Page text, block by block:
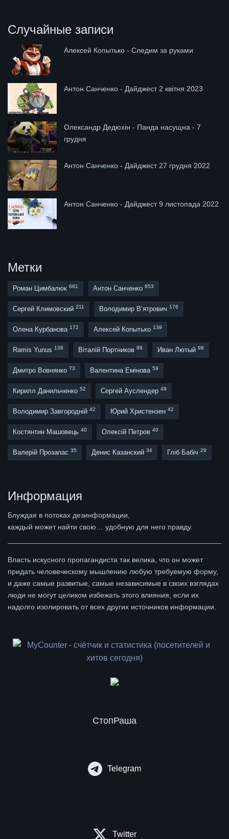
Случайные записи
Алексей Копытько - Следим за руками
Антон Санченко - Дайджест 2 квітня 2023
Олександр Дедюхін - Панда насущна - 7
грудня
Антон Санченко - Дайджест 27 грудня 2022
Антон Санченко - Дайджест 9 листопада 2022
Метки
Роман Цимбалюк 681 Антон Санченко 653
Сергей Климовский 211 Володимир В’ятрович 176
Олена Курбанова 172 Алексей Копытько 139
Ramis Yunus 138 Віталій Портников 99 Иван Лютый 98
Дмитро Вовнянко 73 Валентина Емінова 59
Кирилл Данильченко 52 Сергей Ауслендер 49
Володимир Завгородній 42 Юрий Христензен 42
Костянтин Машовець 40 Олексій Петров 40
Валерій Прозапас 35 Денис Казанский 34 Гліб Бабіч 29
Информация
Блуждая в потоках дезинформации,
каждый может найти свою… удобную для него правду.
Власть искусного пропагандиста так велика, что он может
придать человеческому мышлению любую требуемую форму,
и даже самые развитые, самые независимые в своих взглядах
люди не могут целиком избежать этого влияния, если их
надолго изолировать от всех других источников информации.
СтопРаша
Telegram
Twitter